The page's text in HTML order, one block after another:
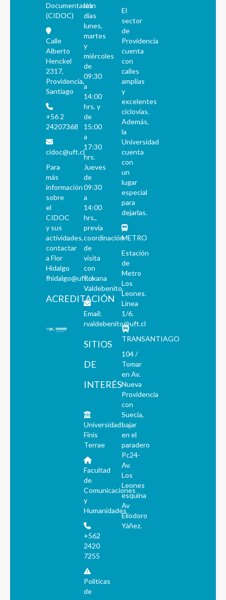
Documentación
(CIDOC)
Calle
Alberto
Henckel
2317,
Providencia,
Santiago
+56 2
24207368
cidoc@uft.cl
Para
más
información
sobre
el
CIDOC
y sus
actividades,
contactar
a Flor
Hidalgo
fhidalgo@uft.cl
ACREDITACIÓN
los
días
lunes,
martes
y
miércoles
de
09:30
a
14:00
hrs. y
de
15:00
a
17:30
hrs.
Jueves
de
09:30
a
14:00
hrs.,
previa
coordinación
de
visita
con
Roxana
Valdebenito.
Email:
rvaldebenito@uft.cl
SITIOS
DE
INTERÉS
Universidad
Finis
Terrae
Facultad
de
Comunicaciones
y
Humanidades
+562
2420
7255
Políticas
de
El
sector
de
Providencia
cuenta
con
calles
amplias
y
excelentes
ciclovías.
Además,
la
Universidad
cuenta
con
un
lugar
especial
para
dejarlas.
METRO
Estación
de
Metro
Los
Leones.
Línea
1/6.
TRANSANTIAGO
104 /
Tomar
en Av.
Nueva
Providencia
con
Suecia,
bajar
en el
paradero
Pc24-
Av.
Los
Leones
esquina
Av
Eliodoro
Yáñez.